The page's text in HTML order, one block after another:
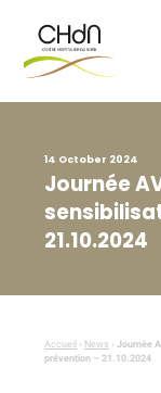
14 October 2024
Journée
21.10.2024
Accueil › News ›Journée
prévention – 21.10.2024